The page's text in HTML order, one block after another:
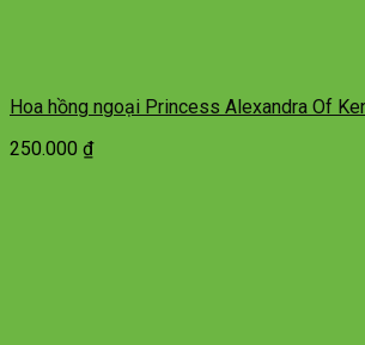
Hoa hồng ngoại Princess Alexandra Of
250.000 ₫